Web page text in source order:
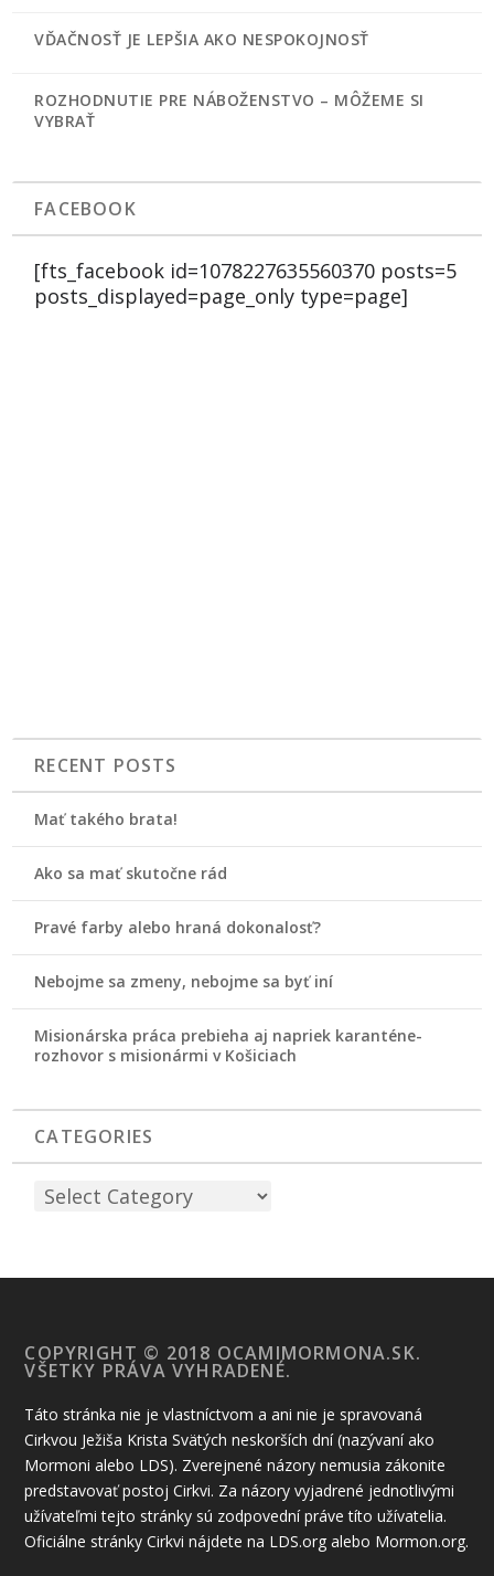
VĎAČNOSŤ JE LEPŠIA AKO NESPOKOJNOSŤ
ROZHODNUTIE PRE NÁBOŽENSTVO – MÔŽEME SI
VYBRAŤ
FACEBOOK
[fts_facebook id=1078227635560370 posts=5
posts_displayed=page_only type=page]
RECENT POSTS
Mať takého brata!
Ako sa mať skutočne rád
Pravé farby alebo hraná dokonalosť?
Nebojme sa zmeny, nebojme sa byť iní
Misionárska práca prebieha aj napriek karanténe-
rozhovor s misionármi v Košiciach
CATEGORIES
COPYRIGHT © 2018 OCAMIMORMONA.SK.
VŠETKY PRÁVA VYHRADENÉ.
Táto stránka nie je vlastníctvom a ani nie je spravovaná
Cirkvou Ježiša Krista Svätých neskorších dní (nazývaní ako
Mormoni alebo LDS). Zverejnené názory nemusia zákonite
predstavovať postoj Cirkvi. Za názory vyjadrené jednotlivými
užívateľmi tejto stránky sú zodpovední práve títo užívatelia.
Oficiálne stránky Cirkvi nájdete na LDS.org alebo Mormon.org.